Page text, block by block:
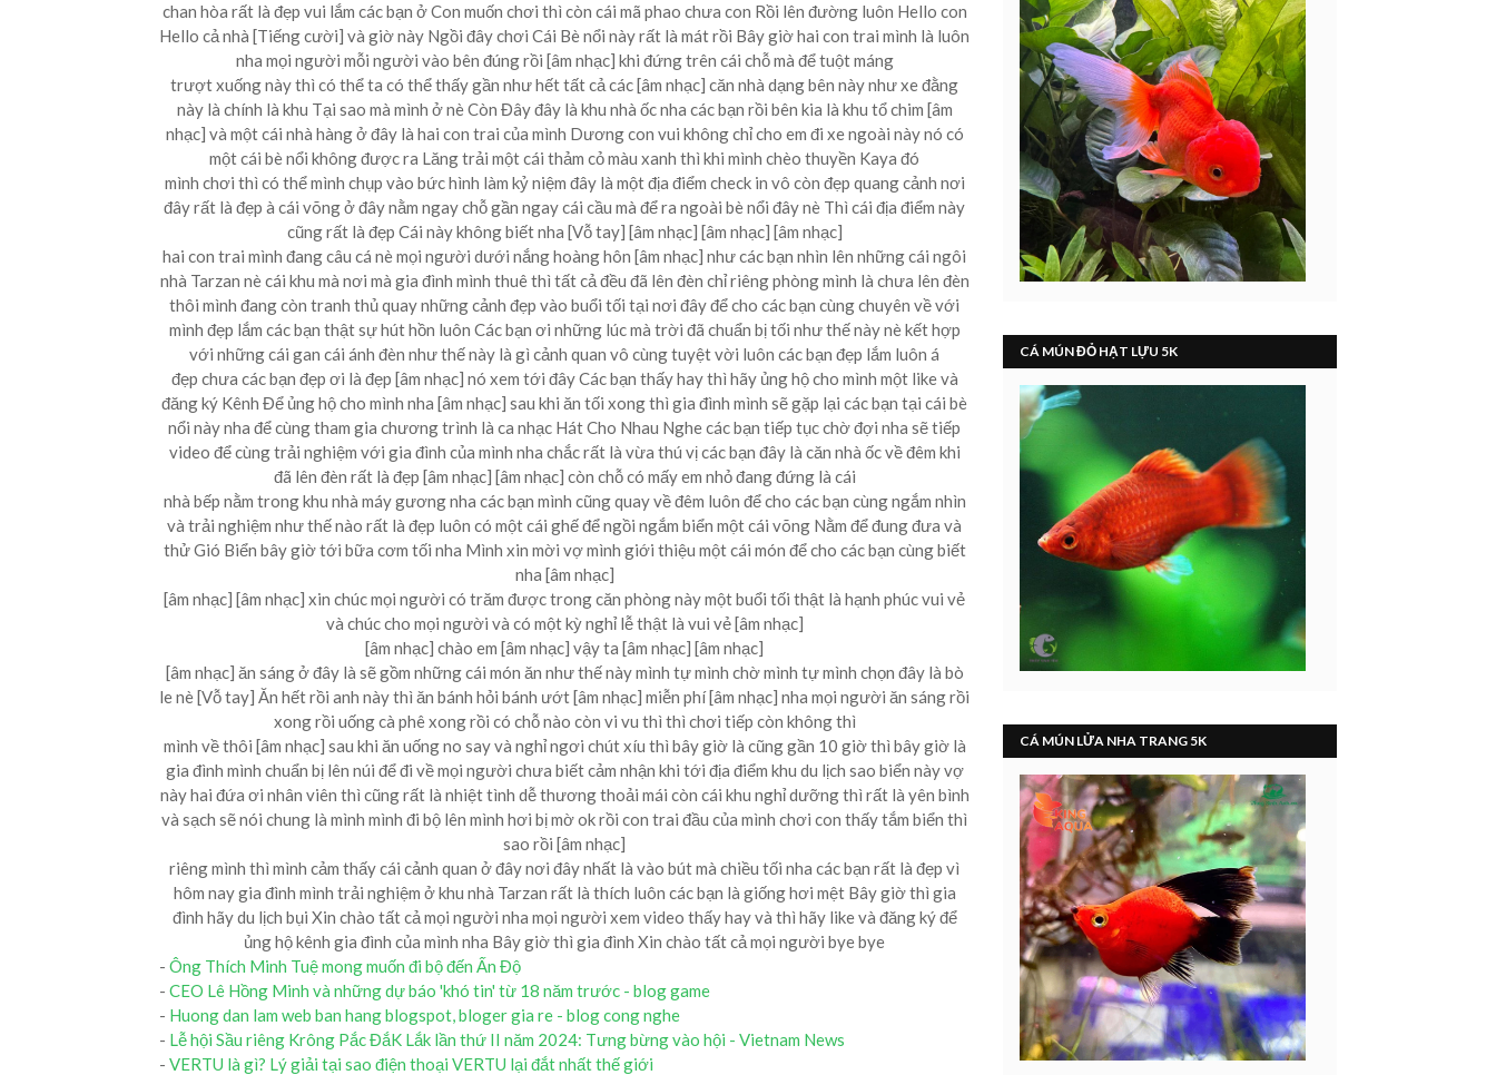
chan hòa rất là đẹp vui lắm các bạn ở Con muốn chơi thì còn cái mã phao chưa con Rồi lên đường luôn Hello con
Hello cả nhà [Tiếng cười] và giờ này Ngồi đây chơi Cái Bè nổi này rất là mát rồi Bây giờ hai con trai mình là luôn
nha mọi người mỗi người vào bên đúng rồi [âm nhạc] khi đứng trên cái chỗ mà để tuột máng
trượt xuống này thì có thể ta có thể thấy gần như hết tất cả các [âm nhạc] căn nhà dạng bên này như xe đằng
này là chính là khu Tại sao mà mình ở nè Còn Đây đây là khu nhà ốc nha các bạn rồi bên kia là khu tổ chim [âm
nhạc] và một cái nhà hàng ở đây là hai con trai của mình Dương con vui không chỉ cho em đi xe ngoài này nó có
một cái bè nổi không được ra Lăng trải một cái thảm cỏ màu xanh thì khi mình chèo thuyền Kaya đó
mình chơi thì có thể mình chụp vào bức hình làm kỷ niệm đây là một địa điểm check in vô còn đẹp quang cảnh nơi
đây rất là đẹp à cái võng ở đây nằm ngay chỗ gần ngay cái cầu mà để ra ngoài bè nổi đây nè Thì cái địa điểm này
cũng rất là đẹp Cái này không biết nha [Vỗ tay] [âm nhạc] [âm nhạc] [âm nhạc]
hai con trai mình đang câu cá nè mọi người dưới nắng hoàng hôn [âm nhạc] như các bạn nhìn lên những cái ngôi
nhà Tarzan nè cái khu mà nơi mà gia đình mình thuê thì tất cả đều đã lên đèn chỉ riêng phòng mình là chưa lên đèn
thôi mình đang còn tranh thủ quay những cảnh đẹp vào buổi tối tại nơi đây để cho các bạn cùng chuyên về với
mình đẹp lắm các bạn thật sự hút hồn luôn Các bạn ơi những lúc mà trời đã chuẩn bị tối như thế này nè kết hợp
với những cái gan cái ánh đèn như thế này là gì cảnh quan vô cùng tuyệt vời luôn các bạn đẹp lắm luôn á
đẹp chưa các bạn đẹp ơi là đẹp [âm nhạc] nó xem tới đây Các bạn thấy hay thì hãy ủng hộ cho mình một like và
đăng ký Kênh Để ủng hộ cho mình nha [âm nhạc] sau khi ăn tối xong thì gia đình mình sẽ gặp lại các bạn tại cái bè
nổi này nha để cùng tham gia chương trình là ca nhạc Hát Cho Nhau Nghe các bạn tiếp tục chờ đợi nha sẽ tiếp
video để cùng trải nghiệm với gia đình của mình nha chắc rất là vừa thú vị các bạn đây là căn nhà ốc về đêm khi
đã lên đèn rất là đẹp [âm nhạc] [âm nhạc] còn chỗ có mấy em nhỏ đang đứng là cái
nhà bếp nằm trong khu nhà máy gương nha các bạn mình cũng quay về đêm luôn để cho các bạn cùng ngắm nhìn
và trải nghiệm như thế nào rất là đẹp luôn có một cái ghế để ngồi ngắm biển một cái võng Nằm để đung đưa và
thử Gió Biển bây giờ tới bữa cơm tối nha Mình xin mời vợ mình giới thiệu một cái món để cho các bạn cùng biết
nha [âm nhạc]
[âm nhạc] [âm nhạc] xin chúc mọi người có trăm được trong căn phòng này một buổi tối thật là hạnh phúc vui vẻ
và chúc cho mọi người và có một kỳ nghỉ lễ thật là vui vẻ [âm nhạc]
[âm nhạc] chào em [âm nhạc] vậy ta [âm nhạc] [âm nhạc]
[âm nhạc] ăn sáng ở đây là sẽ gồm những cái món ăn như thế này mình tự mình chờ mình tự mình chọn đây là bò
le nè [Vỗ tay] Ăn hết rồi anh này thì ăn bánh hỏi bánh ướt [âm nhạc] miễn phí [âm nhạc] nha mọi người ăn sáng rồi
xong rồi uống cà phê xong rồi có chỗ nào còn vi vu thì thì chơi tiếp còn không thì
mình về thôi [âm nhạc] sau khi ăn uống no say và nghỉ ngơi chút xíu thì bây giờ là cũng gần 10 giờ thì bây giờ là
gia đình mình chuẩn bị lên núi để đi về mọi người chưa biết cảm nhận khi tới địa điểm khu du lịch sao biển này vợ
này hai đứa ơi nhân viên thì cũng rất là nhiệt tình dễ thương thoải mái còn cái khu nghỉ dưỡng thì rất là yên bình
và sạch sẽ nói chung là mình mình đi bộ lên mình hơi bị mờ ok rồi con trai đầu của mình chơi con thấy tắm biển thì
sao rồi [âm nhạc]
riêng mình thì mình cảm thấy cái cảnh quan ở đây nơi đây nhất là vào bút mà chiều tối nha các bạn rất là đẹp vì
hôm nay gia đình mình trải nghiệm ở khu nhà Tarzan rất là thích luôn các bạn là giống hơi mệt Bây giờ thì gia
đình hãy du lịch bụi Xin chào tất cả mọi người nha mọi người xem video thấy hay và thì hãy like và đăng ký để
ủng hộ kênh gia đình của mình nha Bây giờ thì gia đình Xin chào tất cả mọi người bye bye
- Ông Thích Minh Tuệ mong muốn đi bộ đến Ấn Độ
- CEO Lê Hồng Minh và những dự báo 'khó tin' từ 18 năm trước - blog game
- Huong dan lam web ban hang blogspot, bloger gia re - blog cong nghe
- Lễ hội Sầu riêng Krông Pắc ĐắK Lắk lần thứ II năm 2024: Tưng bừng vào hội - Vietnam News
- VERTU là gì? Lý giải tại sao điện thoại VERTU lại đắt nhất thế giới
CÁ MÚN ĐỎ HẠT LỰU 5K
CÁ MÚN LỬA NHA TRANG 5K